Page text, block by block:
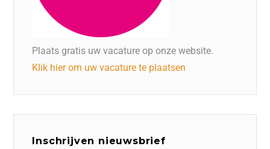
Plaats gratis uw vacature op onze website.
Klik hier om uw vacature te plaatsen
Inschrijven nieuwsbrief